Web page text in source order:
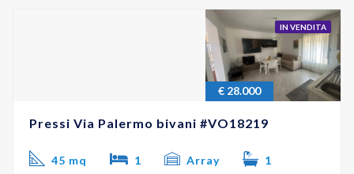
IN VENDITA
€ 28.000
Pressi Via Palermo bivani #VO18219
45 mq 1 Array 1